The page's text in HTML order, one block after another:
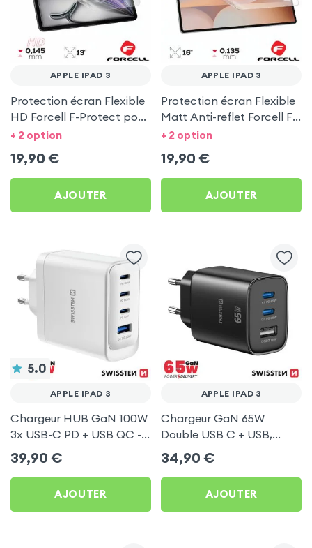
APPLE IPAD 3
Protection écran Flexible
HD Forcell F-Protect pour
Apple iPad 3
+ 2 option
19,90 €
AJOUTER
APPLE IPAD 3
Protection écran Flexible
Matt Anti-reflet Forcell F-
Protect pour Apple iPad 3
+ 2 option
19,90 €
AJOUTER
5.0
APPLE IPAD 3
Chargeur HUB GaN 100W
3x USB-C PD + USB QC -
Swissten Core Blanc
39,90 €
AJOUTER
APPLE IPAD 3
Chargeur GaN 65W
Double USB C + USB,
Swissten Edge Noir pour
Apple iPad 3
34,90 €
AJOUTER